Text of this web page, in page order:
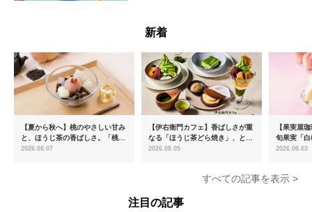
新着
【夏から秋へ】桃のやさしい甘み
と、ほうじ茶の香ばしさ。「桃と
ほうじ茶のあんみつ」を8月中旬
2026.08.07
【伊右衛門カフェ】香ばしさが重
なる「ほうじ茶どら焼き」、とろ
ける「宇治抹茶ティラミス」が新
2026.08.05
【果実屋
旬果実「
限定販売
2026.08.03
すべての記事を表示 >
注目の記事